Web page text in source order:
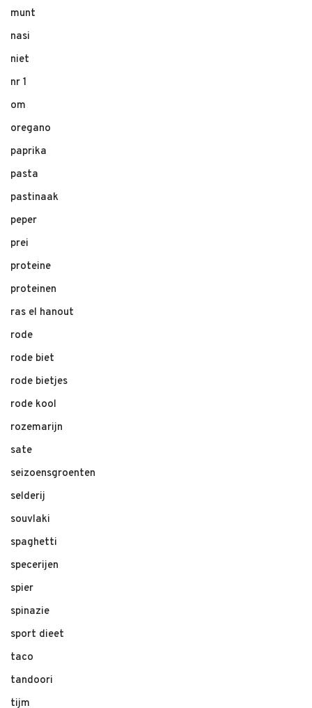
munt
nasi
niet
nr 1
om
oregano
paprika
pasta
pastinaak
peper
prei
proteine
proteinen
ras el hanout
rode
rode biet
rode bietjes
rode kool
rozemarijn
sate
seizoensgroenten
selderij
souvlaki
spaghetti
specerijen
spier
spinazie
sport dieet
taco
tandoori
tijm